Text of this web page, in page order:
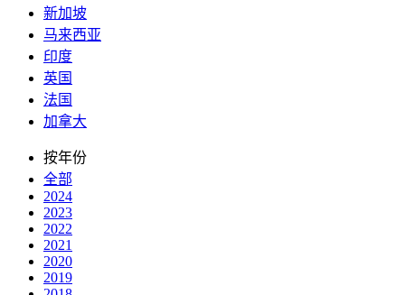
新加坡
马来西亚
印度
英国
法国
加拿大
按年份
全部
2024
2023
2022
2021
2020
2019